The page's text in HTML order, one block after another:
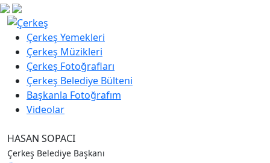
Çerkeş Yemekleri
Çerkeş Müzikleri
Çerkeş Fotoğrafları
Çerkeş Belediye Bülteni
Başkanla Fotoğrafım
Videolar
HASAN SOPACI
Çerkeş Belediye Başkanı